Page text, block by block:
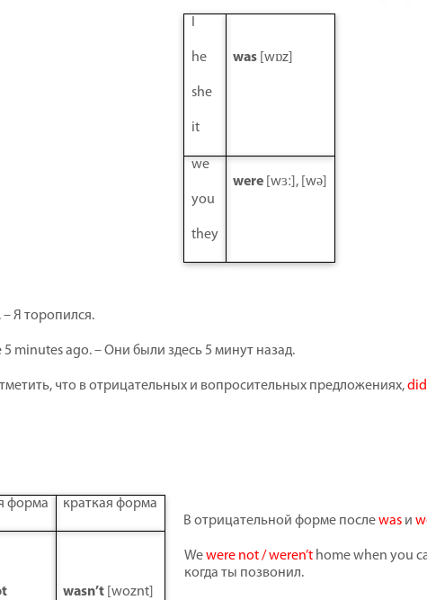
he
she
it
was [wɒz]
we
you
they
were [wɜː], [wə]
– Я торопился.
5 minutes ago. – Они были здесь 5 минут назад.
что в отрицательных и вопросительных предложениях,did
форма краткая форма
wasn’t [woznt]
В отрицательной форме послеwas и
Wewere not / weren’t home when you
когда ты позвонил.